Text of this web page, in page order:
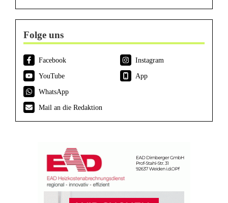
Folge uns
Facebook
Instagram
YouTube
App
WhatsApp
Mail an die Redaktion